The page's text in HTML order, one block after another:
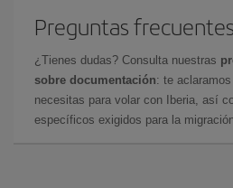
Preguntas frecuentes
¿Tienes dudas? Consulta nuestras
sobre documentación: te
necesitas para volar con Iberia, así
específicos exigidos para la